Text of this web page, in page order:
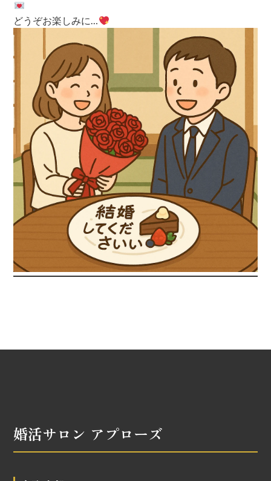
どうぞお楽しみに…
婚活サロン アプローズ